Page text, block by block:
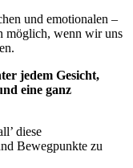
und emotionalen –
möglich, wenn wir uns
jedem Gesicht,
eine ganz
diese
Bewegpunkte zu